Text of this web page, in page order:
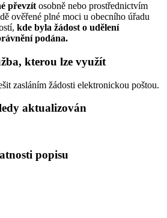
převzít osobně nebo prostřednictvím
ověřené plné moci u obecního úřadu
kde byla žádost o udělení
podána.
kterou lze využít
zasláním žádosti elektronickou poštou.
aktualizován
popisu